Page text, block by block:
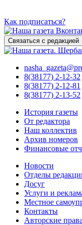
Как подписаться?
Связаться с редакцией
8(38177) 2-12-32
8(38177) 2-12-81
8(38177) 2-13-52
История газеты
От редактора
Наш коллектив
Архив номеров
Финансовые
Новости
Отделы
Досуг
Услуги и
Местное
Контакты
Авторские права